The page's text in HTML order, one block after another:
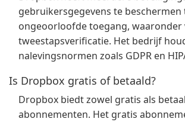
gebruikersgegevens te beschermen
ongeoorloofde toegang, waaronder
tweestapsverificatie. Het bedrijf
nalevingsnormen zoals GDPR en
Is Dropbox gratis of betaald?
Dropbox biedt zowel gratis als
abonnementen. Het gratis